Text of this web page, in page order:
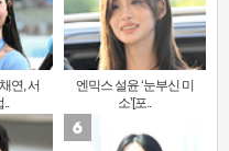
연, 서
..
엔믹스 설윤 ‘눈부신 미
소’[포..